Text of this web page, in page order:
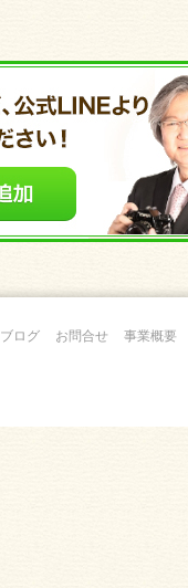
ブログ お問合せ 事業概要